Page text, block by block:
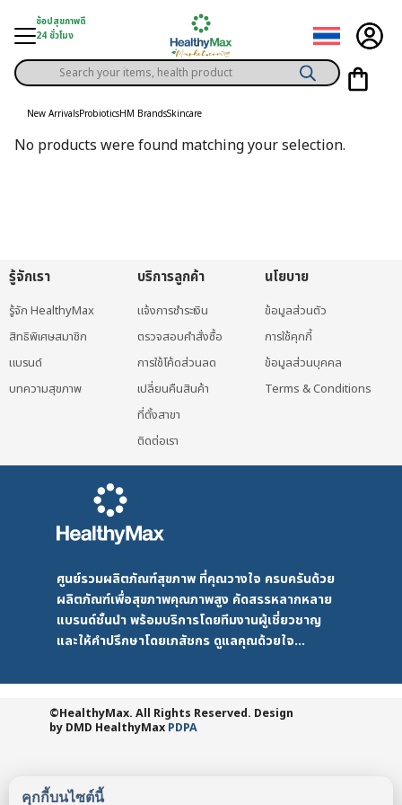
content
ช้อปสุขภาพดี
24 ชั่วโมง
Solution
Products
search
New ArrivalsProbioticsHM BrandsSkincare
No products were found matching your selection.
คุกกี้บนไซต์นี้
รู้จักเรา
รู้จัก HealthyMax
สิทธิพิเศษสมาชิก
แบรนด์
บทความสุขภาพ
บริการลูกค้า
แจ้งการชำระเงิน
ตรวจสอบคำสั่งซื้อ
การใช้โค้ดส่วนลด
เปลี่ยนคืนสินค้า
ที่ตั้งสาขา
ติดต่อเรา
นโยบาย
ข้อมูลส่วนตัว
การใช้คุกกี้
ข้อมูลส่วนบุคคล
Terms & Conditions
ศูนย์รวมผลิตภัณฑ์สุขภาพ ที่คุณวางใจ ครบครันด้วย
ผลิตภัณฑ์เพื่อสุขภาพคุณภาพสูง คัดสรรหลากหลาย
แบรนด์ชั้นนำ พร้อมบริการโดยทีมงานผู้เชี่ยวชาญ
และให้คำปรึกษาโดยเภสัชกร ดูแลคุณด้วยใจ...
©HealthyMax. All Rights Reserved. Design
by DMD HealthyMax PDPA